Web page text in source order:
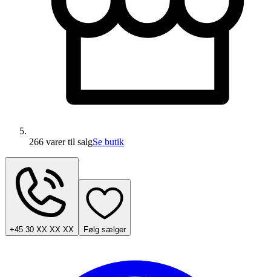
266 varertil salgSe butik
+45 30 XX XX XX Følg sælger